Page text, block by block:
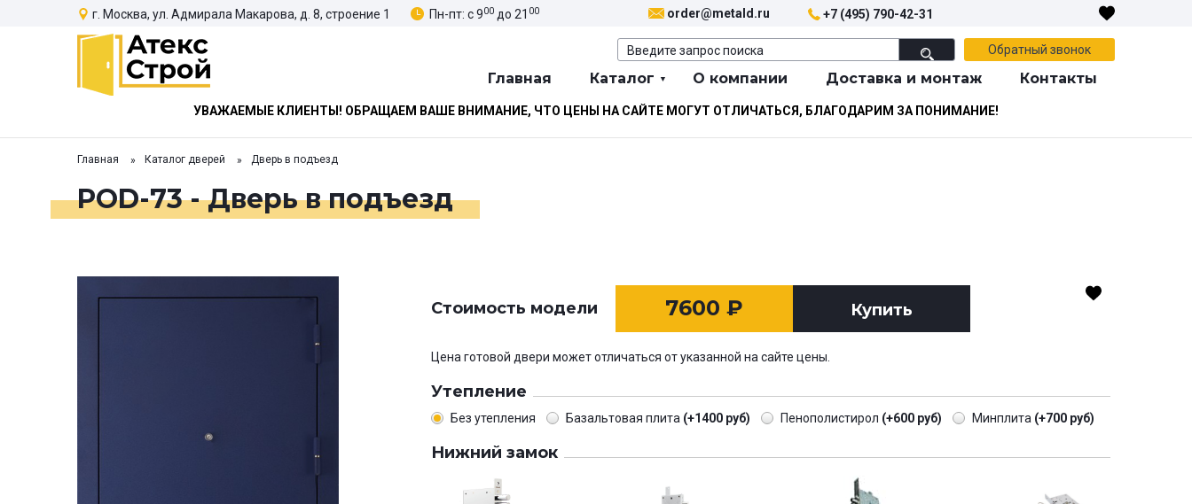
г. Москва, ул. Адмирала Макарова, д. 8, строение 1 Пн-пт: с 900 до 21 00 order@metald.ru +7 (495) 790-42-31
Обратный звонок
Главная Каталог О компании Доставка и монтаж Контакты
УВАЖАЕМЫЕ КЛИЕНТЫ! ОБРАЩАЕМ ВАШЕ ВНИМАНИЕ, ЧТО ЦЕНЫ НА САЙТЕ МОГУТ ОТЛИЧАТЬСЯ, БЛАГОДАРИМ ЗА ПОНИМАНИЕ!
Главная Каталог дверей Дверь в подъезд
POD-73 - Дверь в подъезд
Стоимость модели 7600 ₽ Купить
Цена готовой двери может отличаться от указанной на сайте цены.
Утепление
Без утепления Базальтовая плита (+1400 руб) Пенополистирол (+600 руб) Минплита (+700 руб)
Нижний замок